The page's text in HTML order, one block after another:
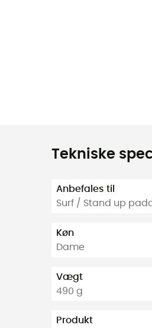
Tekniske
Anbefales til
Surf / Stand up
Køn
Dame
Vægt
490 g
Produkt